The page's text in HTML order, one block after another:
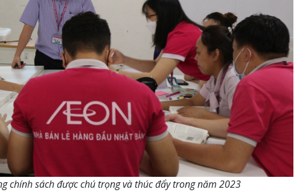
chính sách được chú trọng và thúc đẩy trong năm 2023